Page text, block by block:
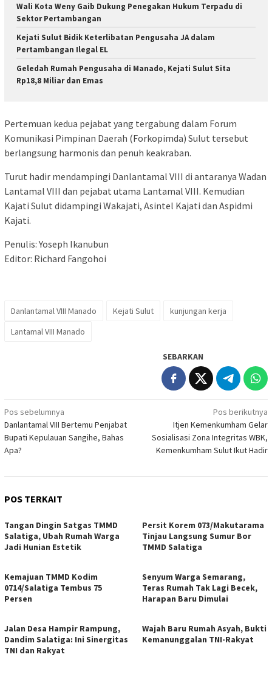
Wali Kota Weny Gaib Dukung Penegakan Hukum Terpadu di
Sektor Pertambangan
Kejati Sulut Bidik Keterlibatan Pengusaha JA dalam
Pertambangan Ilegal EL
Geledah Rumah Pengusaha di Manado, Kejati Sulut Sita
Rp18,8 Miliar dan Emas
Pertemuan kedua pejabat yang tergabung dalam Forum
Komunikasi Pimpinan Daerah (Forkopimda) Sulut tersebut
berlangsung harmonis dan penuh keakraban.
Turut hadir mendampingi Danlantamal VIII di antaranya Wadan
Lantamal VIII dan pejabat utama Lantamal VIII. Kemudian
Kajati Sulut didampingi Wakajati, Asintel Kajati dan Aspidmi
Kajati.
Penulis: Yoseph Ikanubun
Editor: Richard Fangohoi
Danlantamal VIII Manado Kejati Sulut
kunjungan kerja
Lantamal VIII Manado
SEBARKAN
Navigasi
pos
Pos sebelumnya
Danlantamal VIII Bertemu Penjabat
Bupati Kepulauan Sangihe, Bahas
Apa?
Pos berikutnya
Itjen Kemenkumham Gelar
Sosialisasi Zona Integritas WBK,
Kemenkumham Sulut Ikut Hadir
POS TERKAIT
Tangan Dingin Satgas TMMD
Salatiga, Ubah Rumah Warga
Jadi Hunian Estetik
Persit Korem 073/Makutarama
Tinjau Langsung Sumur Bor
TMMD Salatiga
Kemajuan TMMD Kodim
0714/Salatiga Tembus 75
Persen
Senyum Warga Semarang,
Teras Rumah Tak Lagi Becek,
Harapan Baru Dimulai
Jalan Desa Hampir Rampung,
Dandim Salatiga: Ini Sinergitas
TNI dan Rakyat
Wajah Baru Rumah Asyah, Bukti
Kemanunggalan TNI-Rakyat